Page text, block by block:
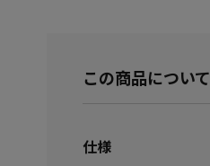
この商品について
仕様